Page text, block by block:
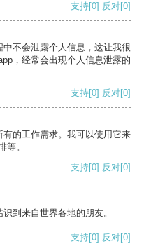
支持[0] 反对[0]
不会泄露个人信息，这让我很
，经常会出现个人信息泄露的
支持[0] 反对[0]
的工作需求。我可以使用它来
等。
支持[0] 反对[0]
到来自世界各地的朋友。
支持[0] 反对[0]